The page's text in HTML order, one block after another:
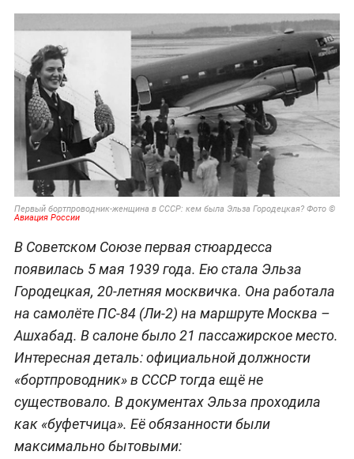
Первый бортпроводник-женщина в СССР: кем была Эльза Городецкая? Фото ©
Авиация России
В Советском Союзе первая стюардесса
появилась 5 мая 1939 года. Ею стала Эльза
Городецкая, 20-летняя москвичка. Она работала
на самолёте ПС-84 (Ли-2) на маршруте Москва –
Ашхабад. В салоне было 21 пассажирское место.
Интересная деталь: официальной должности
«бортпроводник» в СССР тогда ещё не
существовало. В документах Эльза проходила
как «буфетчица». Её обязанности были
максимально бытовыми: